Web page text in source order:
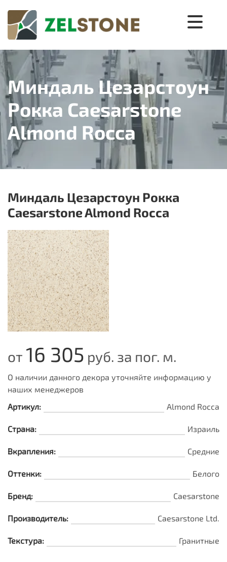
Миндаль Цезарстоун
Рокка Caesarstone
Almond Rocca
Миндаль Цезарстоун Рокка
Caesarstone Almond Rocca
от 16 305 руб. за пог. м.
О наличии данного декора уточняйте информацию у
наших менеджеров
Артикул:
Almond Rocca
Страна: Израиль
Вкрапления: Средние
Оттенки: Белого
Бренд: Caesarstone
Производитель: Caesarstone Ltd.
Текстура: Гранитные